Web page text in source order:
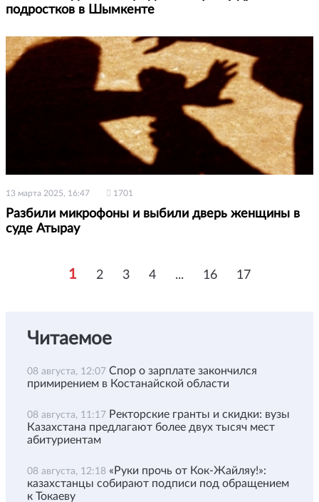
подростков в Шымкенте
13 марта 2025, 16:47 1701
Разбили микрофоны и выбили дверь женщины в
суде Атырау
1 2 3 4 ... 16 17
Читаемое
08 августа, 12:07 Спор о зарплате закончился
примирением в Костанайской области
08 августа, 11:17 Ректорские гранты и скидки: вузы
Казахстана предлагают более двух тысяч мест
абитуриентам
08 августа, 12:18 «Руки прочь от Кок-Жайляу!»:
казахстанцы собирают подписи под обращением
к Токаеву